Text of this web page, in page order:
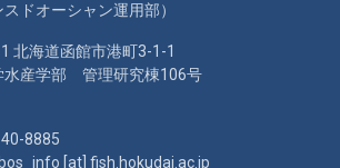
スドオーシャン運用部）
北海道函館市港町3-1-1
水産学部 管理研究棟106号
8885
[at] fish.hokudai.ac.jp